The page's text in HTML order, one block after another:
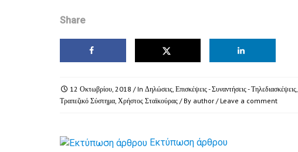
Share
12 Οκτωβρίου, 2018 / In Δηλώσεις, Επισκέψεις - Συναντήσεις - Τηλεδιασκέψεις,
Τραπεζικό Σύστημα, Χρήστος Σταϊκούρας / By author / Leave a comment
Εκτύπωση άρθρου